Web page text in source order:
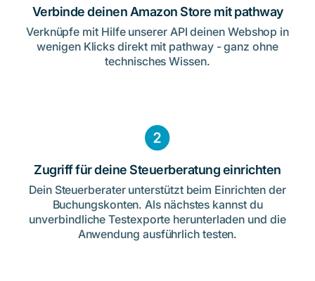
Verbinde deinen Amazon Store mit pathway
Verknüpfe mit Hilfe unserer API deinen Webshop in
wenigen Klicks direkt mit pathway - ganz ohne
technisches Wissen.
Zugriff für deine Steuerberatung einrichten
Dein Steuerberater unterstützt beim Einrichten der
Buchungskonten. Als nächstes kannst du
unverbindliche Testexporte herunterladen und die
Anwendung ausführlich testen.